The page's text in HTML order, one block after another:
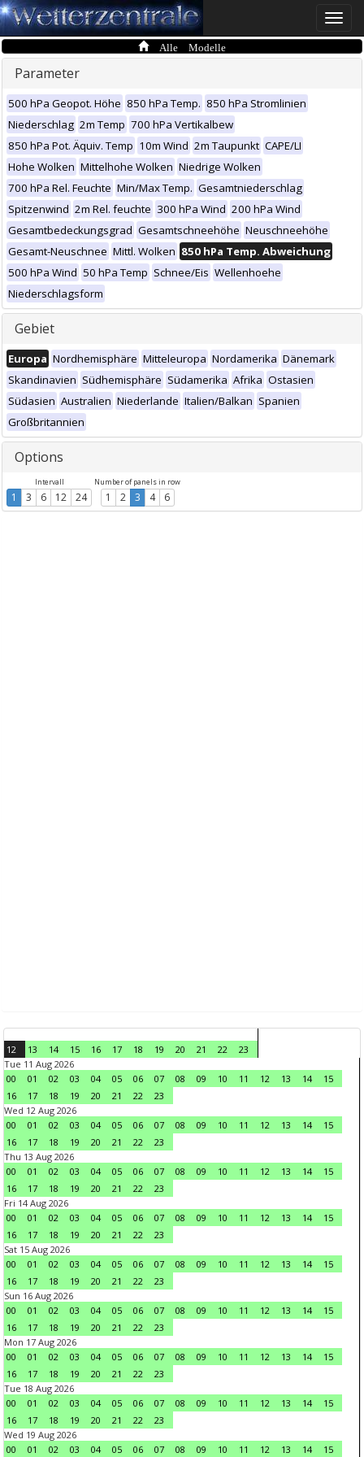
Toggle
Alle Modelle
Parameter
500 hPa Geopot. Höhe 850 hPa Temp. 850 hPa Stromlinien
Niederschlag 2m Temp 700 hPa Vertikalbew
850 hPa Pot. Äquiv. Temp 10m Wind 2m Taupunkt CAPE/LI
Hohe Wolken Mittelhohe Wolken Niedrige Wolken
700 hPa Rel. Feuchte Min/Max Temp. Gesamtniederschlag
Spitzenwind 2m Rel. feuchte 300 hPa Wind 200 hPa Wind
Gesamtbedeckungsgrad Gesamtschneehöhe Neuschneehöhe
Gesamt-Neuschnee Mittl. Wolken 850 hPa Temp. Abweichung
500 hPa Wind 50 hPa Temp Schnee/Eis Wellenhoehe
Niederschlagsform
Gebiet
Europa Nordhemisphäre Mitteleuropa Nordamerika Dänemark
Skandinavien Südhemisphäre Südamerika Afrika Ostasien
Südasien Australien Niederlande Italien/Balkan Spanien
Großbritannien
Options
Intervall
1 3 6 12 24
Number of panels in row
1 2 3 4 6
12 13 14 15 16 17 18 19 20 21 22
23
Tue 11 Aug 2026
00
01 02 03 04 05 06 07 08 09 10 11 12 13 14
15
16
17 18 19 20 21 22
23
Wed 12 Aug 2026
00
01 02 03 04 05 06 07 08 09 10 11 12 13 14
15
16
17 18 19 20 21 22
23
Thu 13 Aug 2026
00
01 02 03 04 05 06 07 08 09 10 11 12 13 14
15
16
17 18 19 20 21 22
23
Fri 14 Aug 2026
00
01 02 03 04 05 06 07 08 09 10 11 12 13 14
15
16
17 18 19 20 21 22
23
Sat 15 Aug 2026
00
01 02 03 04 05 06 07 08 09 10 11 12 13 14
15
16
17 18 19 20 21 22
23
Sun 16 Aug 2026
00
01 02 03 04 05 06 07 08 09 10 11 12 13 14
15
16
17 18 19 20 21 22
23
Mon 17 Aug 2026
00
01 02 03 04 05 06 07 08 09 10 11 12 13 14
15
16
17 18 19 20 21 22
23
Tue 18 Aug 2026
00
01 02 03 04 05 06 07 08 09 10 11 12 13 14
15
16
17 18 19 20 21 22
23
Wed 19 Aug 2026
00
01 02 03 04 05 06 07 08 09 10 11 12 13 14 15